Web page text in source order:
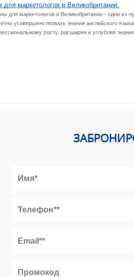
для маркетологов в Великобритании.
для маркетологов в Великобритании - одни из
усовершенствовать знания английского
росту, расширяя и углубляя